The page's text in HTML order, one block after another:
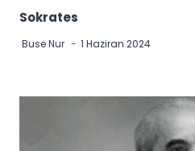
Sokrates
Buse Nur 1 Haziran 2024